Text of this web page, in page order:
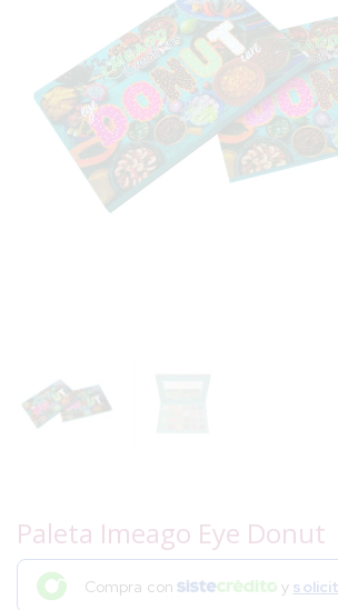
Paleta Imeago Eye Donut
Compra con y